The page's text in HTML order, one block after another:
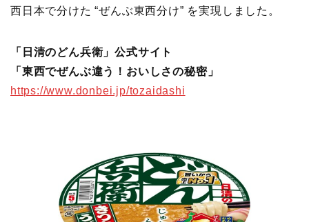
西日本で分けた “ぜんぶ東西分け” を実現しました。
「日清のどん兵衛」公式サイト
「東西でぜんぶ違う！おいしさの秘密」
https://www.donbei.jp/tozaidashi